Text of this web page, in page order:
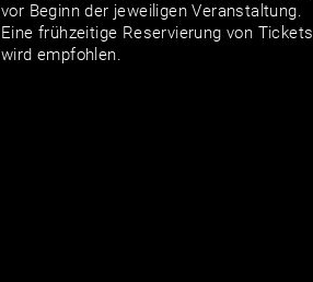
vor Beginn der jeweiligen Veranstaltung.
Eine frühzeitige Reservierung von Tickets
wird empfohlen.